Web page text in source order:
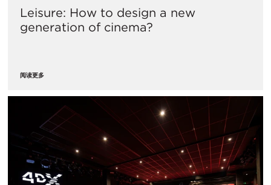
Leisure: How to design a new
generation of cinema?
阅读更多